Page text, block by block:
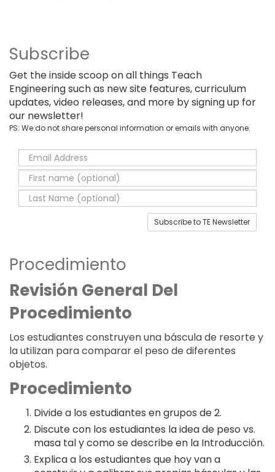
Subscribe
Get the inside scoop on all things Teach
Engineering such as new site features, curriculum
updates, video releases, and more by signing up for
our newsletter!
PS: We do not share personal information or emails with anyone.
Subscribe to TE Newsletter
Procedimiento
Revisión General Del
Procedimiento
Los estudiantes construyen una báscula de resorte y
la utilizan para comparar el peso de diferentes
objetos.
Procedimiento
Divide a los estudiantes en grupos de 2.
Discute con los estudiantes la idea de peso vs.
masa tal y como se describe en la Introducción.
Explica a los estudiantes que hoy van a